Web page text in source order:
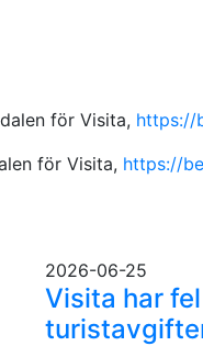
för Visita, https://
för Visita, https://
2026-06-25
Visita har